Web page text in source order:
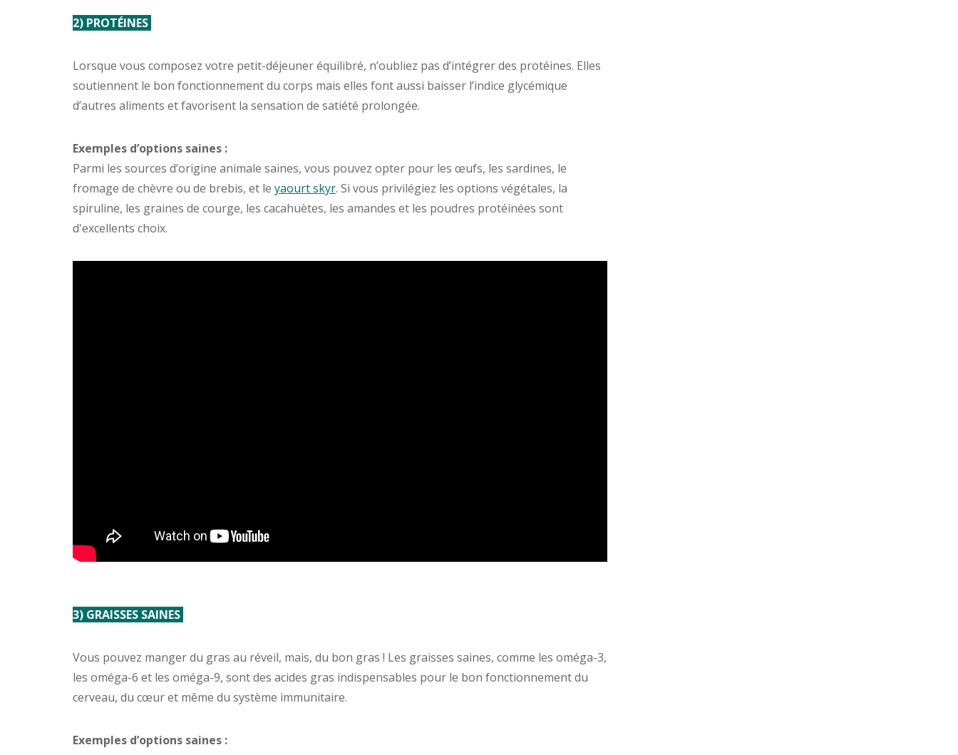
2) PROTÉINES
Lorsque vous composez votre petit-déjeuner équilibré, n’oubliez pas d’intégrer des protéines. Elles
soutiennent le bon fonctionnement du corps mais elles font aussi baisser l’indice glycémique
d’autres aliments et favorisent la sensation de satiété prolongée.
Exemples d’options saines :
Parmi les sources d’origine animale saines, vous pouvez opter pour les œufs, les sardines, le
fromage de chèvre ou de brebis, et le yaourt skyr. Si vous privilégiez les options végétales, la
spiruline, les graines de courge, les cacahuètes, les amandes et les poudres protéinées sont
d'excellents choix.
3) GRAISSES SAINES
Vous pouvez manger du gras au réveil, mais, du bon gras ! Les graisses saines, comme les oméga-3,
les oméga-6 et les oméga-9, sont des acides gras indispensables pour le bon fonctionnement du
cerveau, du cœur et même du système immunitaire.
Exemples d’options saines :